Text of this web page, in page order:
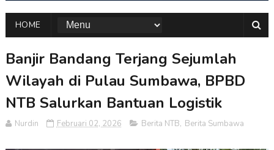
HOME
Banjir Bandang Terjang Sejumlah
Wilayah di Pulau Sumbawa, BPBD
NTB Salurkan Bantuan Logistik
Nurdin Februari 02, 2026 Berita NTB, Berita Sumbawa